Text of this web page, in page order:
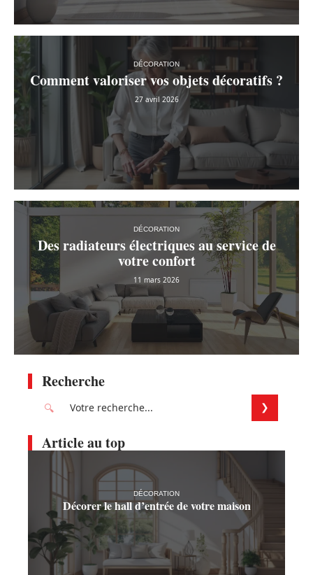
DÉCORATION
Comment valoriser vos objets décoratifs ?
27 avril 2026
DÉCORATION
Des radiateurs électriques au service de
votre confort
11 mars 2026
Recherche
Article au top
DÉCORATION
Décorer le hall d’entrée de votre maison